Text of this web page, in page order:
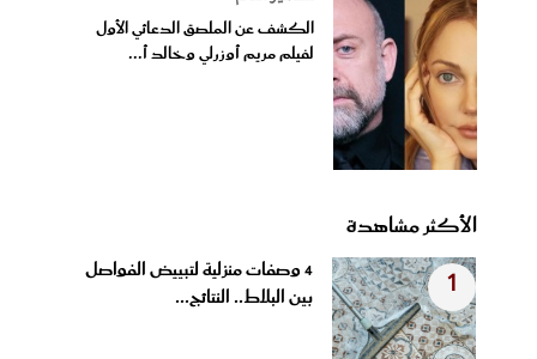
الكشف عن الملصق الدعائي الأول
لفيلم مريم أوزرلي وخالد أ...
الأكثر مشاهدة
1
4 وصفات منزلية لتبييض الفواصل
بين البلاط.. النتائج...